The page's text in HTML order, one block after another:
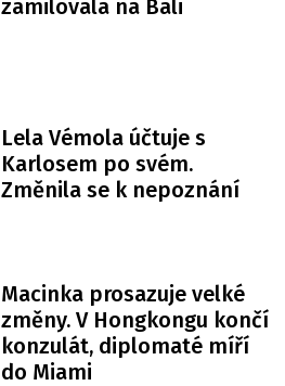
zamilovala na Bali
Lela Vémola účtuje s
Karlosem po svém.
Změnila se k nepoznání
Macinka prosazuje velké
změny. V Hongkongu končí
konzulát, diplomaté míří
do Miami